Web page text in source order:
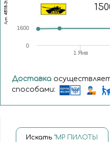
Арт.
48118-2t
1 Янв
0
1600
Доставка
способами:
Искать "MP ПИЛОТЫ